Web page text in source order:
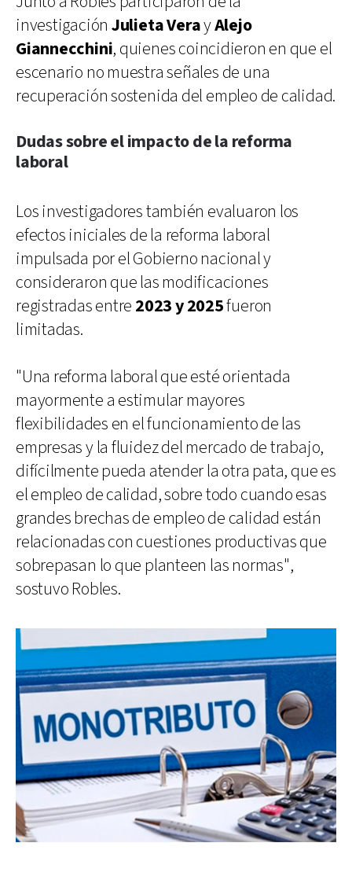
investigación Julieta VerayAlejo
Giannecchini, quienes coincidieron en que el
escenario no muestra señales de una
recuperación sostenida del empleo de calidad.
Dudas sobre el impacto de la reforma
laboral
Los investigadores también evaluaron los
efectos iniciales de la reforma laboral
impulsada por el Gobierno nacional y
consideraron que las modificaciones
registradas entre 2023 y 2025fueron
limitadas.
"Una reforma laboral que esté orientada
mayormente a estimular mayores
flexibilidades en el funcionamiento de las
empresas y la fluidez del mercado de trabajo,
difícilmente pueda atender la otra pata, que es
el empleo de calidad, sobre todo cuando esas
grandes brechas de empleo de calidad están
relacionadas con cuestiones productivas que
sobrepasan lo que planteen las normas",
sostuvo Robles.